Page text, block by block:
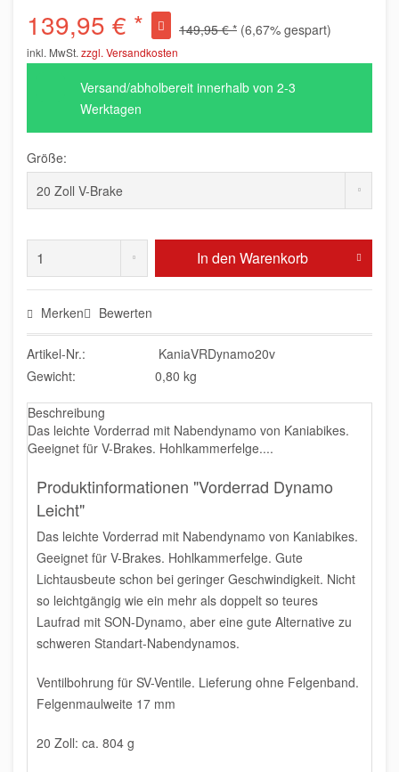
139,95 € * 149,95 € * (6,67% gespart)
inkl. MwSt. zzgl. Versandkosten
Versand/abholbereit innerhalb von 2-3
Werktagen
Größe:
In den Warenkorb
Merken Bewerten
Artikel-Nr.:
KaniaVRDynamo20v
Gewicht:
0,80 kg
Beschreibung
Das leichte Vorderrad mit Nabendynamo von Kaniabikes.
Geeignet für V-Brakes. Hohlkammerfelge....
Produktinformationen "Vorderrad Dynamo
Leicht"
Das leichte Vorderrad mit Nabendynamo von Kaniabikes.
Geeignet für V-Brakes. Hohlkammerfelge. Gute
Lichtausbeute schon bei geringer Geschwindigkeit. Nicht
so leichtgängig wie ein mehr als doppelt so teures
Laufrad mit SON-Dynamo, aber eine gute Alternative zu
schweren Standart-Nabendynamos.
Ventilbohrung für SV-Ventile. Lieferung ohne Felgenband.
Felgenmaulweite 17 mm
20 Zoll: ca. 804 g